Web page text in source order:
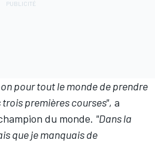
pour tout le monde de prendre
premières courses", a
du monde. "Dans la
que je manquais de